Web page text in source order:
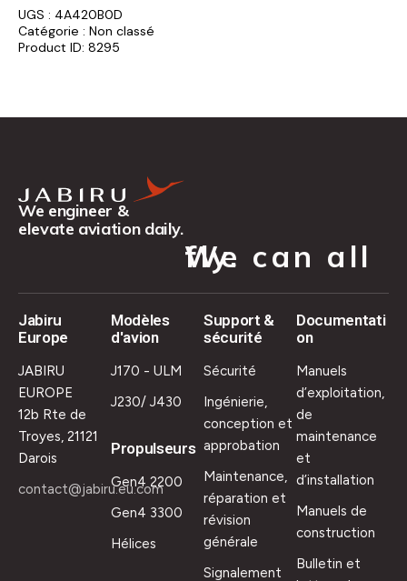
UGS : 4A420B0D
Catégorie : Non classé
Product ID: 8295
We engineer &
elevate aviation daily.
We can all fly.
Jabiru
Europe
JABIRU
EUROPE
12b Rte de
Troyes, 21121
Darois
contact@jabiru.eu.com
Modèles
d'avion
J170 - ULM
J230/ J430
Propulseurs
Gen4 2200
Gen4 3300
Hélices
Support &
sécurité
Sécurité
Ingénierie,
conception et
approbation
Maintenance,
réparation et
révision
générale
Signalement
Documentati
on
Manuels
d’exploitation,
de
maintenance
et
d’installation
Manuels de
construction
Bulletin et